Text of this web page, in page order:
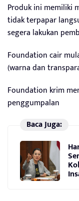
Produk ini memiliki
tidak terpapar
segera lakukan
Foundation cair
(warna dan
Foundation krim
penggumpalan
Baca Juga: